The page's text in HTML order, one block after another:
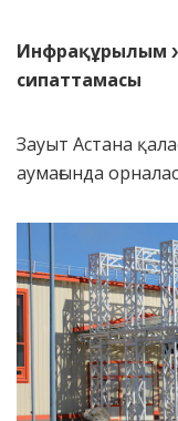
Инфрақұрылым
сипаттамасы
Зауыт Астана
аумағында